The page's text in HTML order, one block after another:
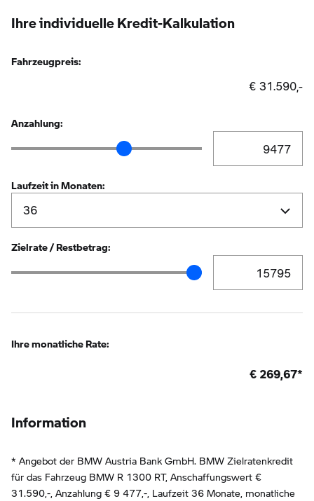
Ihre individuelle Kredit-Kalkulation
Fahrzeugpreis:
€ 31.590,-
Anzahlung:
Anzahlung Schieberegler
Laufzeit in Monaten:
Zielrate / Restbetrag:
Zielrate / Restbetrag Schieberegler
Ihre monatliche Rate:
€ 269,67*
Information
* Angebot der BMW Austria Bank GmbH. BMW Zielratenkredit
für das Fahrzeug BMW R 1300 RT, Anschaffungswert €
31.590,-, Anzahlung € 9 477,-, Laufzeit 36 Monate, monatliche